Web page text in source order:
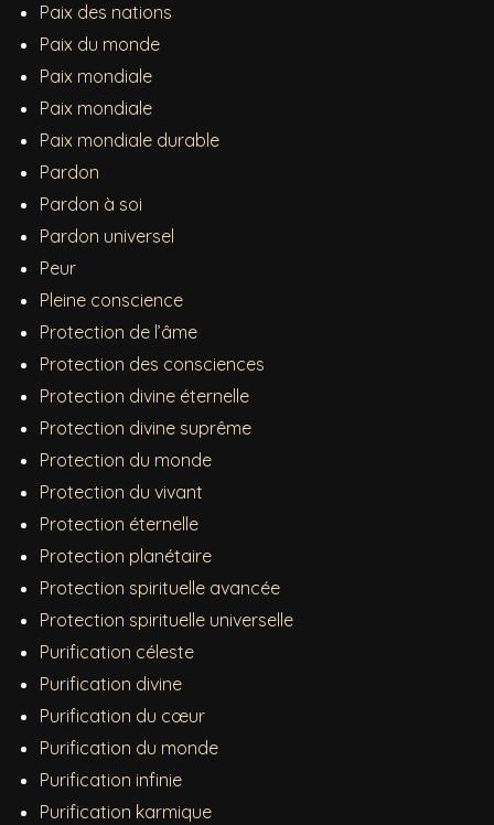
Paix des nations
Paix du monde
Paix mondiale
Paix mondiale
Paix mondiale durable
Pardon
Pardon à soi
Pardon universel
Peur
Pleine conscience
Protection de l’âme
Protection des consciences
Protection divine éternelle
Protection divine suprême
Protection du monde
Protection du vivant
Protection éternelle
Protection planétaire
Protection spirituelle avancée
Protection spirituelle universelle
Purification céleste
Purification divine
Purification du cœur
Purification du monde
Purification infinie
Purification karmique